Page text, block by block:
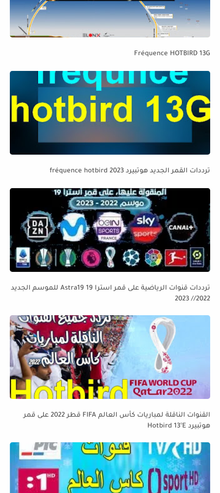
Fréquence HOTBIRD 13G
ترددات القمر الجديد هوتبيرد fréquence hotbird 2023
ترددات قنوات الرياضية على قمر استرا 19 Astra19 للموسم الجديد
2022// 2023
القنوات الناقلة لمباريات كأس العالم FIFA قطر 2022 على قمر
هوتبيرد Hotbird 13°E